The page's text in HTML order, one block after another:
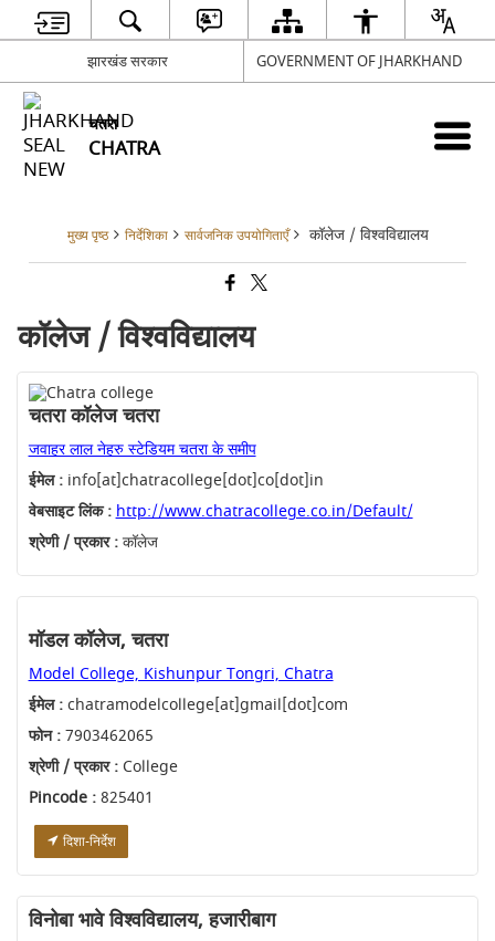
झारखंड सरकार GOVERNMENT OF JHARKHAND
चतरा
CHATRA
मुख्य पृष्ठ निर्देशिका सार्वजनिक उपयोगिताएँ कॉलेज / विश्वविद्यालय
कॉलेज / विश्वविद्यालय
चतरा कॉलेज चतरा
जवाहर लाल नेहरु स्टेडियम चतरा के समीप
ईमेल :info[at]chatracollege[dot]co[dot]in
वेबसाइट लिंक : http://www.chatracollege.co.in/Default/
श्रेणी / प्रकार :कॉलेज
मॉडल कॉलेज, चतरा
Model College, Kishunpur Tongri, Chatra
ईमेल :chatramodelcollege[at]gmail[dot]com
फोन :7903462065
श्रेणी / प्रकार :College
Pincode :825401
दिशा-निर्देश
विनोबा भावे विश्वविद्यालय, हजारीबाग